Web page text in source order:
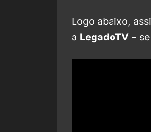
Logo abaixo,
a LegadoTV –